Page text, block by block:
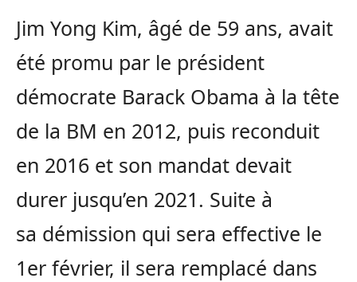
Jim Yong Kim, âgé de 59 ans, avait
été promu par le président
démocrate Barack Obama à la tête
de la BM en 2012, puis reconduit
en 2016 et son mandat devait
durer jusqu’en 2021. Suite à
sa démission qui sera effective le
1er février, il sera remplacé dans